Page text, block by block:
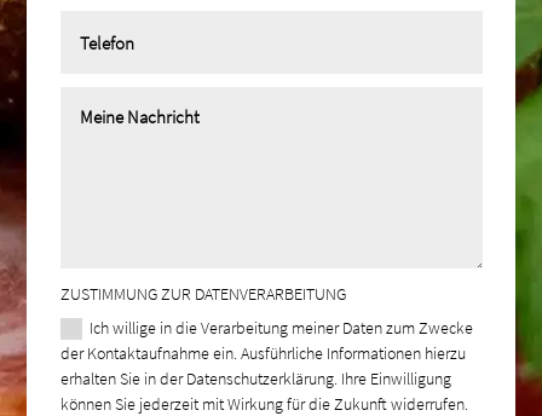
ZUSTIMMUNG ZUR DATENVERARBEITUNG
Ich willige in die Verarbeitung meiner Daten zum Zwecke
der Kontaktaufnahme ein. Ausführliche Informationen hierzu
erhalten Sie in der Datenschutzerklärung. Ihre Einwilligung
können Sie jederzeit mit Wirkung für die Zukunft widerrufen.